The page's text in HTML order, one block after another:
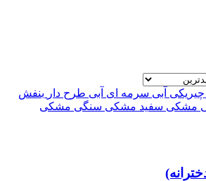
چیریکی آبی سرمه ای آبی طرح دار بنفش
مشکی سفید مشکی سنگی مشکی